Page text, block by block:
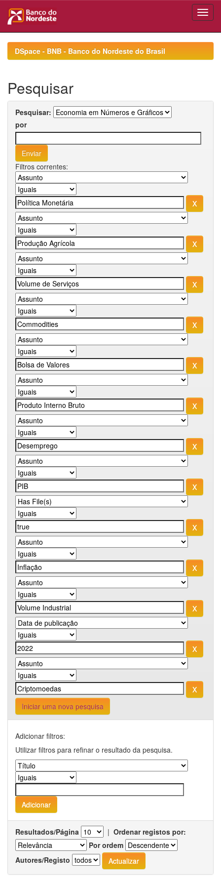
navigationDSpace - BNB - Banco do Nordeste do Brasil
Pesquisar
Pesquisar:
por
Filtros correntes:
Iniciar uma nova pesquisa
Adicionar filtros:
Utilizar filtros para refinar o resultado da pesquisa.
Resultados/Página | Ordenar registos por:
Por ordem
Autores/Registo